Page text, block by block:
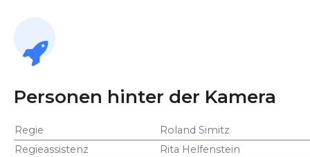
Personen hinter der Kamera
Regie
Roland Simitz
Regieassistenz
Rita Helfenstein